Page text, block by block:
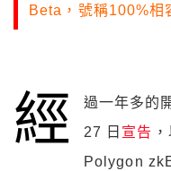
Beta，號稱100%相
經
過一年多的
27 日 宣告
Polygon